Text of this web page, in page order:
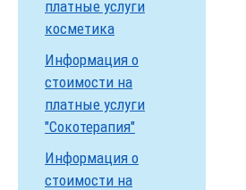
платные услуги
косметика
Информация о
стоимости на
платные услуги
"Сокотерапия"
Информация о
стоимости на